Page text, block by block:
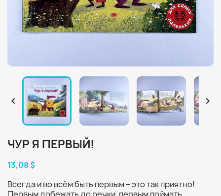
 
ЧУР Я ПЕРВЫЙ!
13,08 $
Всегда и во всём быть первым – это так приятно!